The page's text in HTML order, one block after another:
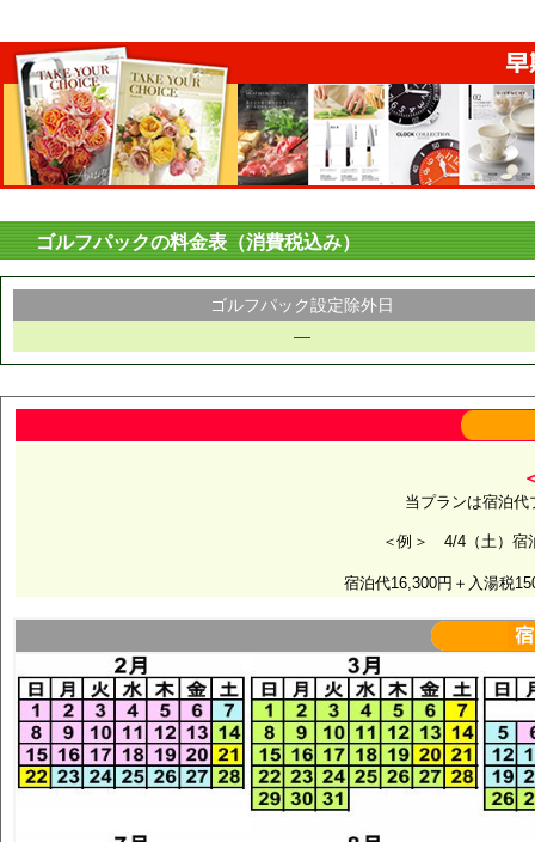
ゴルフパックの料金表（消費税込み）
ゴルフパック設定除外日
―